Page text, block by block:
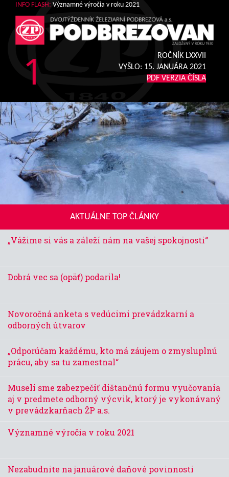
INFO FLASH: Významné výročia v roku 2021
1
ROČNÍK LXXVII
VYŠLO: 15. JANUÁRA 2021
PDF VERZIA ČÍSLA
AKTUÁLNE TOP ČLÁNKY
„Vážime si vás a záleží nám na vašej spokojnosti“
Dobrá vec sa (opäť) podarila!
Novoročná anketa s vedúcimi prevádzkarní a
odborných útvarov
„Odporúčam každému, kto má záujem o zmysluplnú
prácu, aby sa tu zamestnal“
Museli sme zabezpečiť dištančnú formu vyučovania
aj v predmete odborný výcvik, ktorý je vykonávaný
v prevádzkarňach ŽP a.s.
Významné výročia v roku 2021
Nezabudnite na januárové daňové povinnosti